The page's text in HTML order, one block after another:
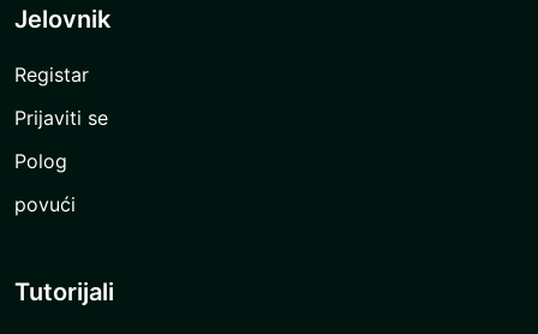
Jelovnik
Registar
Prijaviti se
Polog
povući
Tutorijali